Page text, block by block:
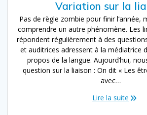
Variation sur la
Pas de règle zombie pour finir l’année,
comprendre un autre phénomène. Les
répondent régulièrement à des
et auditrices adressent à la médiatrice
propos de la langue. Aujourd’hui,
question sur la liaison : On dit « Les
avec…
Lire la suite